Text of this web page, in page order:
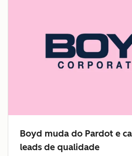
Boyd muda do Pardot e
leads de qualidade